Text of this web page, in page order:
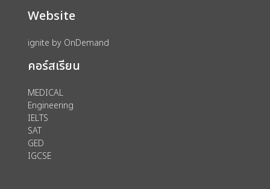
Website
ignite by OnDemand
คอร์สเรียน
MEDICAL
Engineering
IELTS
SAT
GED
IGCSE